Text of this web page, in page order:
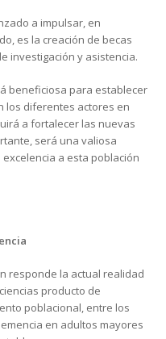
a impulsar, en
es la creación de becas
investigación y asistencia.
beneficiosa para establecer
los diferentes actores en
a fortalecer las nuevas
será una valiosa
a esta población
responde la actual realidad
producto de
poblacional, entre los
en adultos mayores